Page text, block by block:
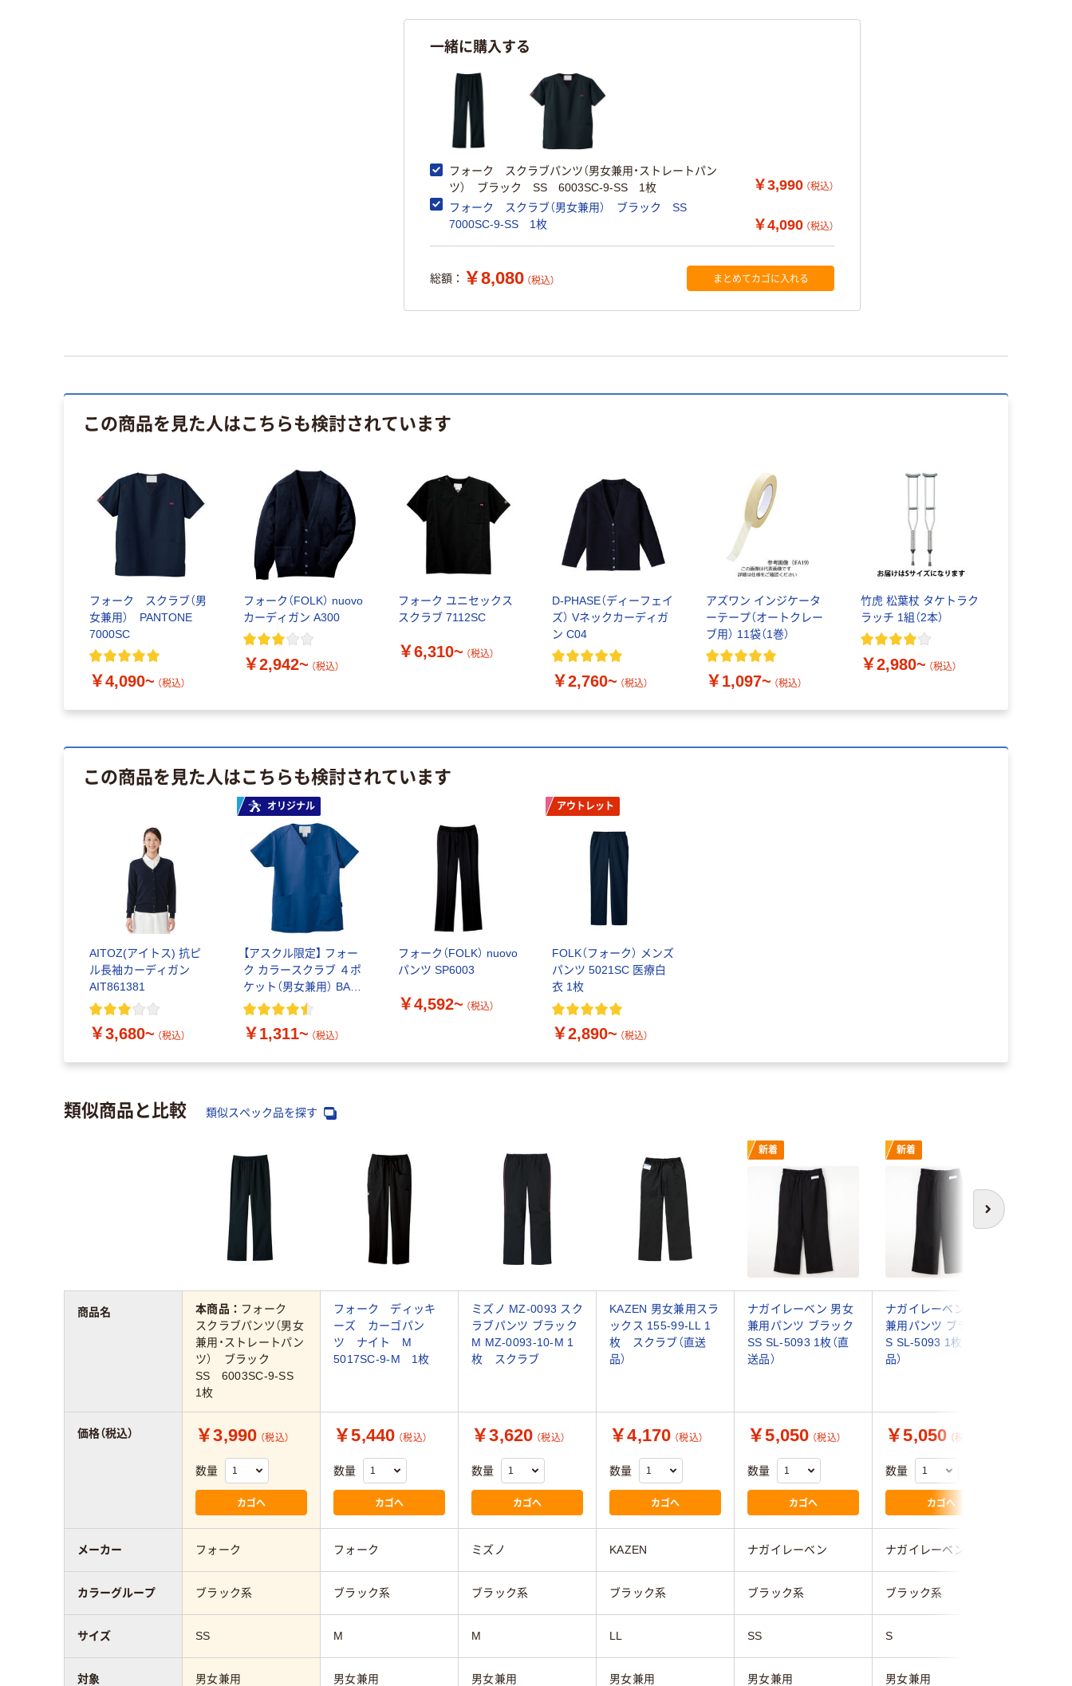
一緒に購入する
フォーク スクラブパンツ（男女兼用・ストレートパン
ツ） ブラック SS 6003SC-9-SS 1枚
￥3,990 （税込）
フォーク スクラブ（男女兼用） ブラック SS
7000SC-9-SS 1枚
￥4,090 （税込）
総額： ￥8,080 （税込） まとめてカゴに入れる
この商品を見た人はこちらも検討されています
フォーク スクラブ（男
女兼用） PANTONE
7000SC
￥4,090~ （税込）
フォーク（FOLK） nuovo
カーディガン A300
￥2,942~ （税込）
フォーク ユニセックス
スクラブ 7112SC
￥6,310~ （税込）
D-PHASE（ディーフェイ
ズ） Vネックカーディガ
ン C04
￥2,760~ （税込）
アズワン インジケータ
ーテープ（オートクレー
ブ用） 11袋（1巻）
￥1,097~ （税込）
竹虎 松葉杖 タケトラク
ラッチ 1組（2本）
￥2,980~ （税込）
この商品を見た人はこちらも検討されています
AITOZ(アイトス) 抗ピ
ル長袖カーディガン
AIT861381
￥3,680~ （税込）
オリジナル
【アスクル限定】 フォー
ク カラースクラブ ４ポ
ケット（男女兼用） BAS-
001
￥1,311~ （税込）
フォーク（FOLK） nuovo
パンツ SP6003
￥4,592~ （税込）
アウトレット
FOLK（フォーク） メンズ
パンツ 5021SC 医療白
衣 1枚
￥2,890~ （税込）
類似商品と比較 類似スペック品を探す
次へ
新着 新着
本商品： フォーク
スクラブパンツ（男女
兼用・ストレートパン
ツ） ブラック
SS 6003SC-9-SS
1枚
フォーク ディッキ
ーズ カーゴパン
ツ ナイト M
5017SC-9-M 1枚
ミズノ MZ-0093 スク
ラブパンツ ブラック
M MZ-0093-10-M 1
枚 スクラブ
KAZEN 男女兼用スラ
ックス 155-99-LL 1
枚 スクラブ（直送
品）
ナガイレーベン 男女
兼用パンツ ブラック
SS SL-5093 1枚（直
送品）
ナガイレーベン 男女
兼用パンツ ブラック
S SL-5093 1枚（直送
品）
￥3,990 （税込）
数量
カゴへ
￥5,440 （税込）
数量
カゴへ
￥3,620 （税込）
数量
カゴへ
￥4,170 （税込）
数量
カゴへ
￥5,050 （税込）
数量
カゴへ
￥5,050 （税込）
数量
カゴへ
フォーク フォーク ミズノ KAZEN ナガイレーベン ナガイレーベン
ブラック系 ブラック系 ブラック系 ブラック系 ブラック系 ブラック系
SS M M LL SS S
男女兼用 男女兼用 男女兼用 男女兼用 男女兼用 男女兼用
商品名
価格（税込）
メーカー
カラーグループ
サイズ
対象